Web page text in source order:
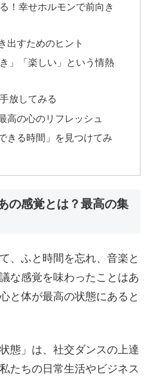
！幸せホルモンで前向き
出すためのヒント
」「楽しい」という情熱
放してみる
高の心のリフレッシュ
きる時間」を見つけてみ
の感覚とは？最高の集
、ふと時間を忘れ、音楽と
な感覚を味わったことはあ
と体が最高の状態にあると
態」は、社交ダンスの上達
たちの日常生活やビジネス